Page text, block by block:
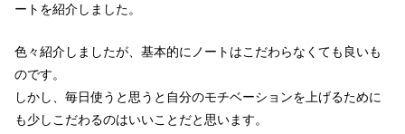
ートを紹介しました。
色々紹介しましたが、基本的にノートはこだわらなくても良いも
のです。
しかし、毎日使うと思うと自分のモチベーションを上げるために
も少しこだわるのはいいことだと思います。